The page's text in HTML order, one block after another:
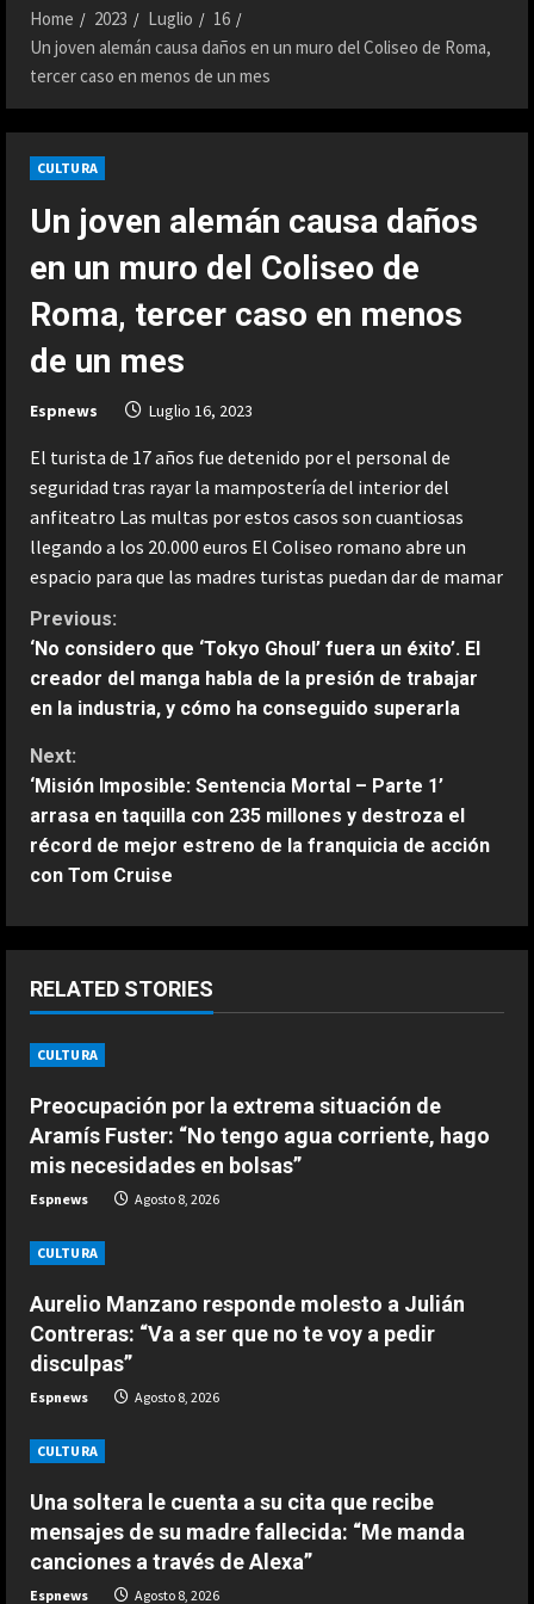
Home 2023 Luglio
16
Un joven alemán causa daños en un muro del Coliseo de Roma,
tercer caso en menos de un mes
CULTURA
Un joven alemán causa daños
en un muro del Coliseo de
Roma, tercer caso en menos
de un mes
Espnews Luglio 16, 2023
El turista de 17 años fue detenido por el personal de
seguridad tras rayar la mampostería del interior del
anfiteatro Las multas por estos casos son cuantiosas
llegando a los 20.000 euros El Coliseo romano abre un
espacio para que las madres turistas puedan dar de mamar
C
o
n
t
i
n
u
e
R
e
a
d
n
g
Previous:
‘No considero que ‘Tokyo Ghoul’ fuera un éxito’. El
creador del manga habla de la presión de trabajar
en la industria, y cómo ha conseguido superarla
Next:
‘Misión Imposible: Sentencia Mortal – Parte 1’
arrasa en taquilla con 235 millones y destroza el
récord de mejor estreno de la franquicia de acción
con Tom Cruise
RELATED STORIES
CULTURA
Preocupación por la extrema situación de
Aramís Fuster: “No tengo agua corriente, hago
mis necesidades en bolsas”
Espnews Agosto 8, 2026
CULTURA
Aurelio Manzano responde molesto a Julián
Contreras: “Va a ser que no te voy a pedir
disculpas”
Espnews Agosto 8, 2026
CULTURA
Una soltera le cuenta a su cita que recibe
mensajes de su madre fallecida: “Me manda
canciones a través de Alexa”
Espnews Agosto 8, 2026
2
Jódar no tiene límites: nuevo
histórico récord que solo habían
conseguido Nadal y Alcaraz
3 Agosto 9, 2026
Nagasaki, el 81 aniversario de la
ESPAÑA
La FIFA sale al rescate de Infantino
y se aferra a sus estatutos para